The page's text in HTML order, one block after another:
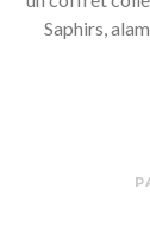
Saphirs,